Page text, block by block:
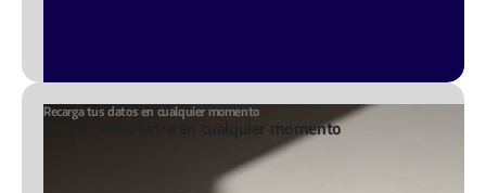
Recarga tus datos en cualquier momento
Añade datos extra en cualquier momento